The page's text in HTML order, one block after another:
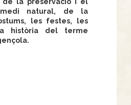
natural,
de la
les festes, les
història del terme